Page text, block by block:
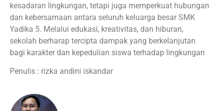
kesadaran lingkungan, tetapi juga memperkuat hubungan
dan kebersamaan antara seluruh keluarga besar SMK
Yadika 5. Melalui edukasi, kreativitas, dan hiburan,
sekolah berharap tercipta dampak yang berkelanjutan
bagi karakter dan kepedulian siswa terhadap lingkungan
Penulis : rizka andini iskandar